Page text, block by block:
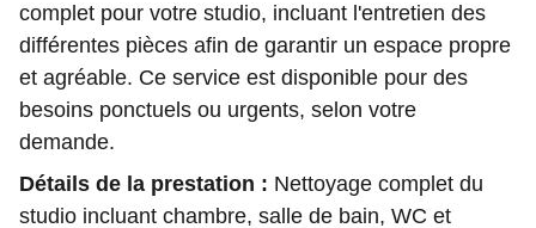
complet pour votre studio, incluant l'entretien des
différentes pièces afin de garantir un espace propre
et agréable. Ce service est disponible pour des
besoins ponctuels ou urgents, selon votre
demande.
Détails de la prestation : Nettoyage complet du
studio incluant chambre, salle de bain, WC et